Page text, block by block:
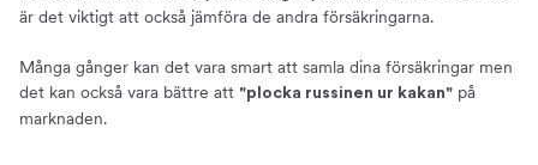
är det viktigt att också jämföra de andra försäkringarna.
Många gånger kan det vara smart att samla dina försäkringar men
det kan också vara bättre att "plocka russinen ur kakan" på
marknaden.